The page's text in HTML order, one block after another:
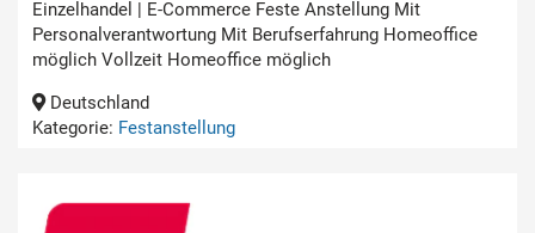
Einzelhandel | E-Commerce Feste Anstellung Mit
Personalverantwortung Mit Berufserfahrung Homeoffice
möglich Vollzeit Homeoffice möglich
Deutschland
Kategorie: Festanstellung